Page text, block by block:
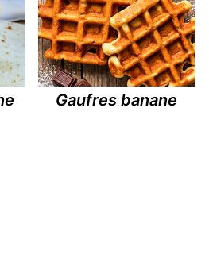
Gaufres banane